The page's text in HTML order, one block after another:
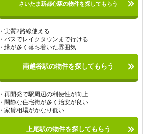
さいたま新都心駅の物件を探してもらう
・実質2路線使える
・バスでレイクタウンまで行ける
・緑が多く落ち着いた雰囲気
南越谷駅の物件を探してもらう
・再開発で駅周辺の利便性が向上
・閑静な住宅街が多く治安が良い
・家賃相場がかなり低い
上尾駅の物件を探してもらう